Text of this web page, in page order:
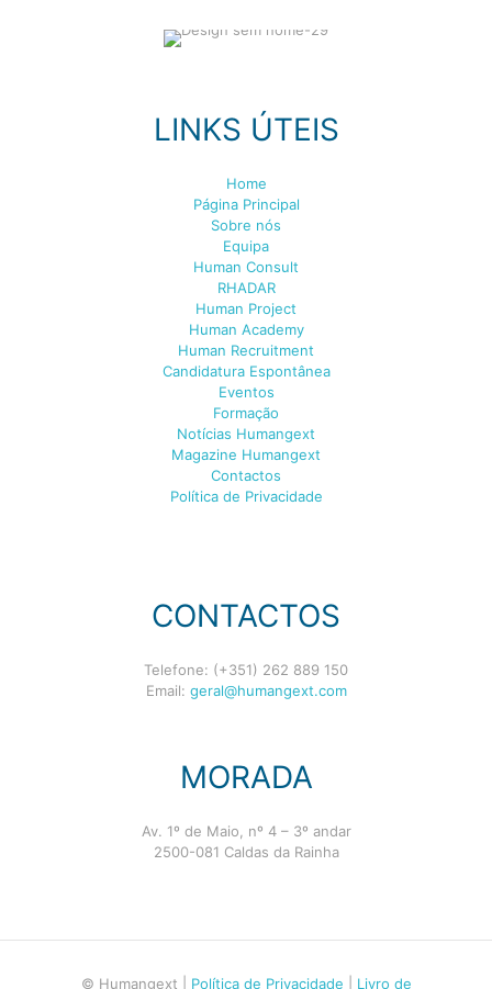
LINKS ÚTEIS
Home
Página Principal
Sobre nós
Equipa
Human Consult
RHADAR
Human Project
Human Academy
Human Recruitment
Candidatura Espontânea
Eventos
Formação
Notícias Humangext
Magazine Humangext
Contactos
Política de Privacidade
CONTACTOS
Telefone: (+351) 262 889 150
Email: geral@humangext.com
MORADA
Av. 1º de Maio, nº 4 – 3º andar
2500-081 Caldas da Rainha
© Humangext | Política de Privacidade Livro de